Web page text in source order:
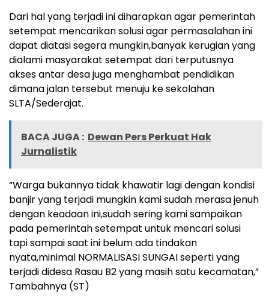
Dari hal yang terjadi ini diharapkan agar pemerintah
setempat mencarikan solusi agar permasalahan ini
dapat diatasi segera mungkin,banyak kerugian yang
dialami masyarakat setempat dari terputusnya
akses antar desa juga menghambat pendidikan
dimana jalan tersebut menuju ke sekolahan
SLTA/Sederajat.
BACA JUGA : Dewan Pers Perkuat Hak
Jurnalistik
“Warga bukannya tidak khawatir lagi dengan kondisi
banjir yang terjadi mungkin kami sudah merasa jenuh
dengan keadaan ini,sudah sering kami sampaikan
pada pemerintah setempat untuk mencari solusi
tapi sampai saat ini belum ada tindakan
nyata,minimal NORMALISASI SUNGAI seperti yang
terjadi didesa Rasau B2 yang masih satu kecamatan,”
Tambahnya (ST)